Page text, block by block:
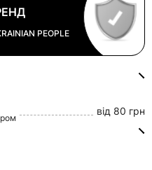
PEOPLE
від 80 грн